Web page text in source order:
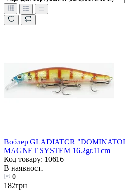
Воблер GLADIATOR
MAGNET SYSTEM 16.2gr.11cm
Код товару: 10616
В наявності
0
182грн.